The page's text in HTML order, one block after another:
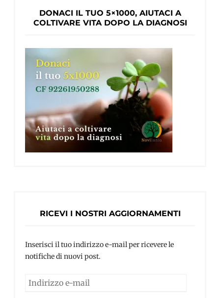
e
pensa
Alliance
International
DONACI IL TUO 5×1000, AIUTACI A
COLTIVARE VITA DOPO LA DIAGNOSI
RICEVI I NOSTRI AGGIORNAMENTI
Inserisci il tuo indirizzo e-mail per ricevere le
notifiche di nuovi post.
Indirizzo